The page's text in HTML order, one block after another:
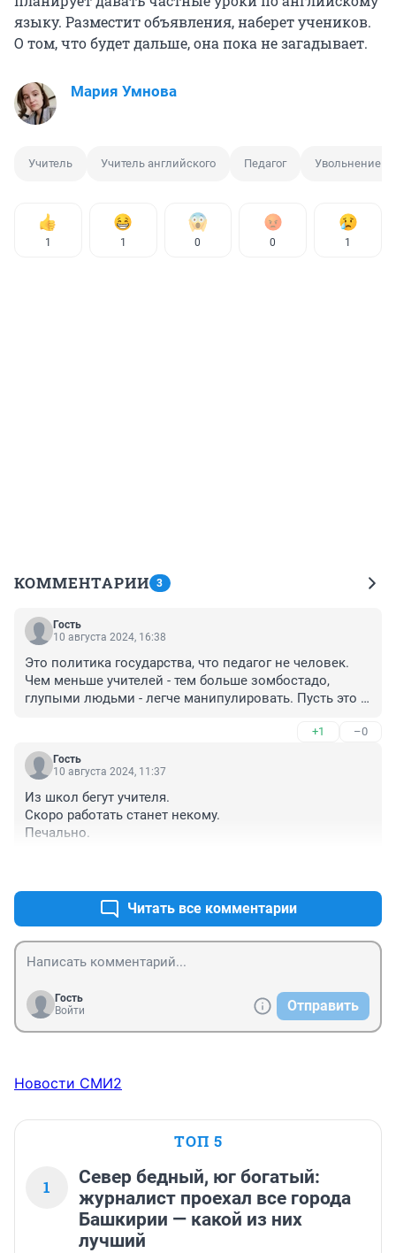
языку. Разместит объявления, наберет учеников.
О том, что будет дальше, она пока не загадывает.
Мария Умнова
Учитель Учитель английского Педагог Увольнение
1 1 0 0 1
КОММЕНТАРИИ 3
Гость
10 августа 2024, 16:38
Это политика государства, что педагог не человек.
Чем меньше учителей - тем больше зомбостадо,
глупыми людьми - легче манипулировать. Пусть это
+1 –0
Гость
10 августа 2024, 11:37
Из школ бегут учителя.
Скоро работать станет некому.
Печально.
Читать все комментарии
Гость
Войти
Отправить
Новости СМИ2
ТОП 5
1
Север бедный, юг богатый:
журналист проехал все города
Башкирии — какой из них
лучший